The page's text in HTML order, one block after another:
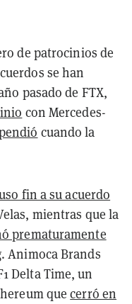
de patrocinios de
se han
pasado de FTX,
con Mercedes-
cuando la
fin a su acuerdo
mientras que la
prematuramente
Animoca Brands
Delta Time, un
quecerró en